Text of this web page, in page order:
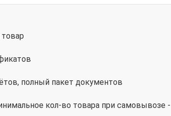
полный пакет документов
кол-во товара при самовывозе -